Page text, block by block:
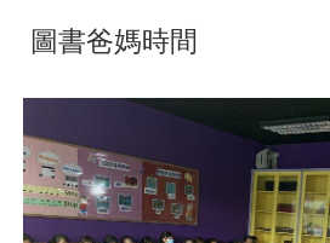
圖書爸媽時間